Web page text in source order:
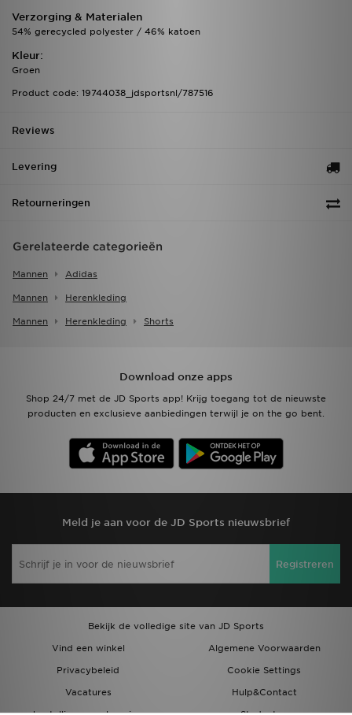
Verzorging & Materialen
54% gerecycled polyester / 46% katoen
Kleur:
Groen
Product code: 19744038_jdsportsnl/787516
Reviews
Levering
Retourneringen
Gerelateerde categorieën
Mannen Adidas
Mannen Herenkleding
Mannen Herenkleding Shorts
Download onze apps
Shop 24/7 met de JD Sports app! Krijg toegang tot de nieuwste
producten en exclusieve aanbiedingen terwijl je on the go bent.
Meld je aan voor de JD Sports nieuwsbrief
Registreren
Bekijk de volledige site van JD Sports
Vind een winkel
Algemene Voorwaarden
Privacybeleid
Cookie Settings
Vacatures
Hulp&Contact